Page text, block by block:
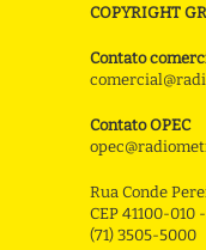
COPYRIGHT
Contato
Contato OPEC
Rua Conde
CEP 41100-010
(71) 3505-5000